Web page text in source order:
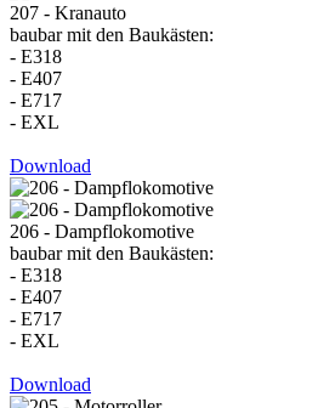
207 - Kranauto
baubar mit den Baukästen:
- E318
- E407
- E717
- EXL
Download
206 - Dampflokomotive
baubar mit den Baukästen:
- E318
- E407
- E717
- EXL
Download